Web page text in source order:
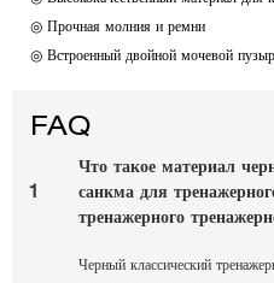
◎ Прочная молния и ремни
◎ Встроенный двойной мочевой
FAQ
1
Что такое материал
санкма для
тренажерного
Черный классический